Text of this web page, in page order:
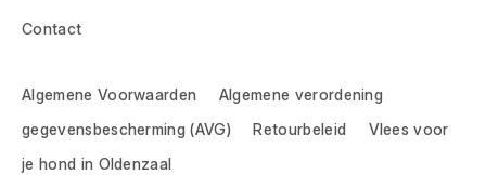
Contact
Algemene Voorwaarden
Algemene verordening
gegevensbescherming (AVG)
Retourbeleid
Vlees voor
je hond in Oldenzaal